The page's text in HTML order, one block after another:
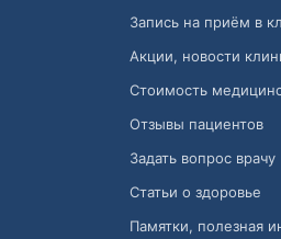
Запись на приём в
Акции, новости
Стоимость
Отзывы пациентов
Задать вопрос врачу
Статьи о здоровье
Памятки, полезная